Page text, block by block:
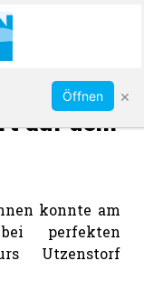
auf dem
konnte am
perfekten
Utzenstorf
Öffnen ×